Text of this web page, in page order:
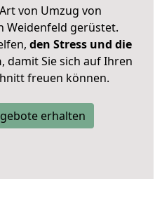
von Umzug von
Weidenfeld gerüstet.
den Stress und die
, damit Sie sich auf Ihren
freuen können.
erhalten